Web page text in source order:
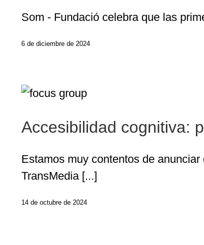
Som - Fundació celebra que las
6 de diciembre de 2024
Accesibilidad cognitiva:
Estamos muy contentos de
TransMedia [...]
14 de octubre de 2024